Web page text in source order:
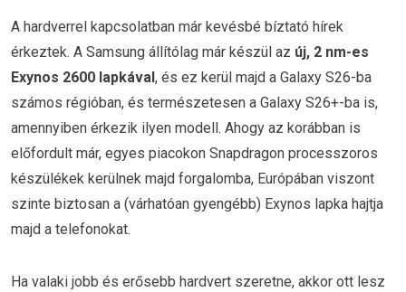
A hardverrel kapcsolatban már kevésbé bíztató hírek
érkeztek. A Samsung állítólag már készül az új, 2 nm-es
Exynos 2600 lapkával , és ez kerül majd a Galaxy S26-ba
számos régióban, és természetesen a Galaxy S26+-ba is,
amennyiben érkezik ilyen modell. Ahogy az korábban is
előfordult már, egyes piacokon Snapdragon processzoros
készülékek kerülnek majd forgalomba, Európában viszont
szinte biztosan a (várhatóan gyengébb) Exynos lapka hajtja
majd a telefonokat.
Ha valaki jobb és erősebb hardvert szeretne, akkor ott lesz